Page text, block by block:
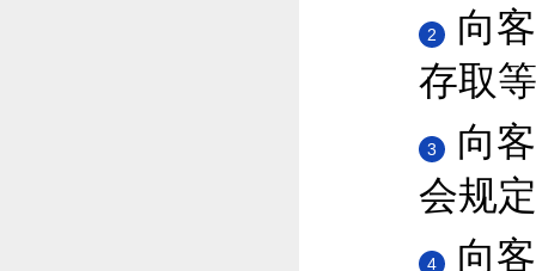
2
向
存取
3
向
会规
4
向